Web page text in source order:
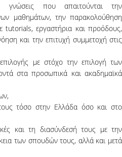
ΣΠΟΥΔΩΝ
ΥΠΟΤΡΟΦΙΕΣ
ΥΠΟΒΟΛΗΣ
γνώσεις που απαιτούνται την
μαθημάτων, την παρακολούθηση
tutorials, εργαστήρια και προόδους,
και την επιτυχή συμμετοχή στις
με στόχο την επιλογή των
στα προσωπικά και ακαδημαϊκά
τόσο στην Ελλάδα όσο και στο
και τη διασύνδεσή τους με την
των σπουδών τους, αλλά και μετά